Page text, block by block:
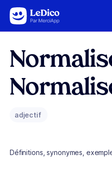
Aller au contenu
adjectif
Définitions, synonymes,